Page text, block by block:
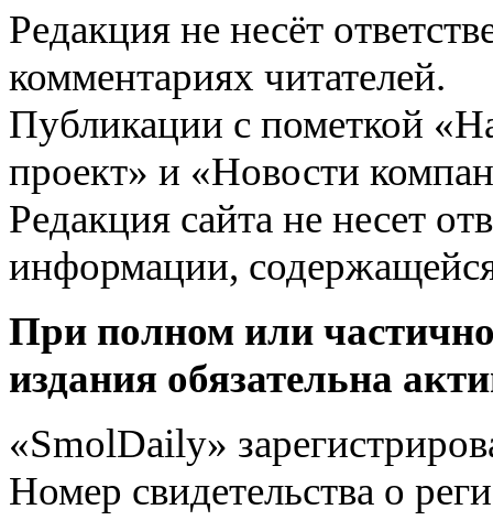
Редакция не несёт
комментариях читателей.
Публикации с пометкой
проект» и «Новости
Редакция сайта не несет
информации,
При полном или
издания обязательна
«SmolDaily»
Номер свидетельства о